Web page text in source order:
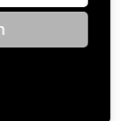
A: